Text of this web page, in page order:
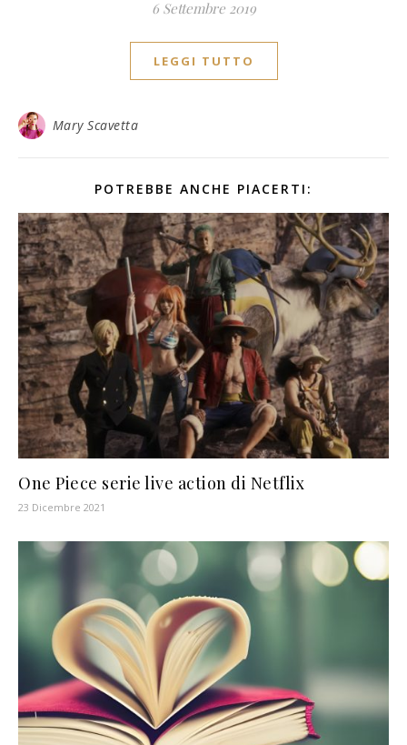
6 Settembre 2019
LEGGI TUTTO
Mary Scavetta
POTREBBE ANCHE PIACERTI:
One Piece serie live action di Netflix
23 Dicembre 2021